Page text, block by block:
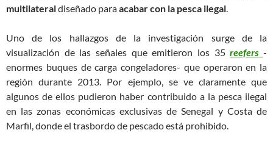
multilateraldiseñado paraacabar con la pesca ilegal.
Uno de los hallazgos de la investigación surge de la
visualización de las señales que emitieron los 35reefers -
enormes buques de carga congeladores- que operaron en la
región durante 2013. Por ejemplo, se ve claramente que
algunos de ellos pudieron haber contribuido a la pesca ilegal
en las zonas económicas exclusivas de Senegal y Costa de
Marfil, donde el trasbordo de pescado está prohibido.